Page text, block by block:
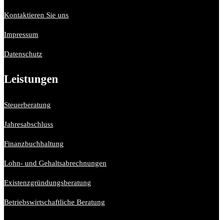
Kontaktieren Sie uns
Impressum
Datenschutz
Leistungen
Steuerberatung
Jahresabschluss
Finanzbuchhaltung
Lohn- und Gehaltsabrechnungen
Existenzgründungsberatung
Betriebswirtschaftliche Beratung